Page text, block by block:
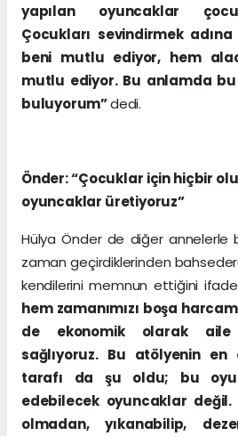
yapılan oyuncaklar
Çocukları sevindirmek
beni mutlu ediyor, hem
mutlu ediyor. Bu anlamda
buluyorum”dedi.
Önder: “Çocuklar için hiçbir
oyuncaklar üretiyoruz”
Hülya Önder de diğer annelerle
zaman geçirdiklerinden
kendilerini memnun ettiğini
hem zamanımızı boşa
de ekonomik olarak aile
sağlıyoruz. Bu atölyenin
tarafı da şu oldu; bu
edebilecek oyuncaklar değil.
olmadan, yıkanabilip,